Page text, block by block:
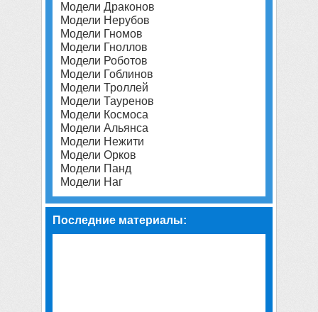
Модели Драконов
Модели Нерубов
Модели Гномов
Модели Гноллов
Модели Роботов
Модели Гоблинов
Модели Троллей
Модели Тауренов
Модели Космоса
Модели Альянса
Модели Нежити
Модели Орков
Модели Панд
Модели Наг
Последние материалы: